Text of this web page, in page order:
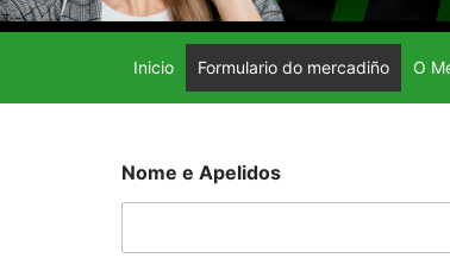
Inicio Formulario do mercadiño O
Nome e Apelidos